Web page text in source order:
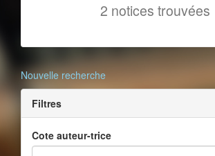
2 notices trouvées
Nouvelle recherche
Filtres
Cote auteur-trice